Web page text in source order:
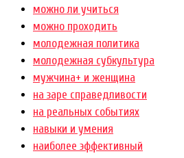
можно ли учиться
можно проходить
молодежная политика
молодежная субкультура
мужчина+ и женщина
на заре справедливости
на реальных событиях
навыки и умения
наиболее эффективный